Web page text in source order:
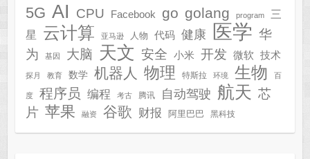
5G AI CPU Facebook go golang program
三
星
云计算 亚马逊 人物 代码 健康 医学 华
为
基因 大脑 天文 安全 小米 开发 微软 技术
探月 教育 数学 机器人 物理 特斯拉 环境 生物 百
度 程序员 编程 考古 腾讯 自动驾驶 航天 芯
片 苹果 融资 谷歌 财报 阿里巴巴 黑科技